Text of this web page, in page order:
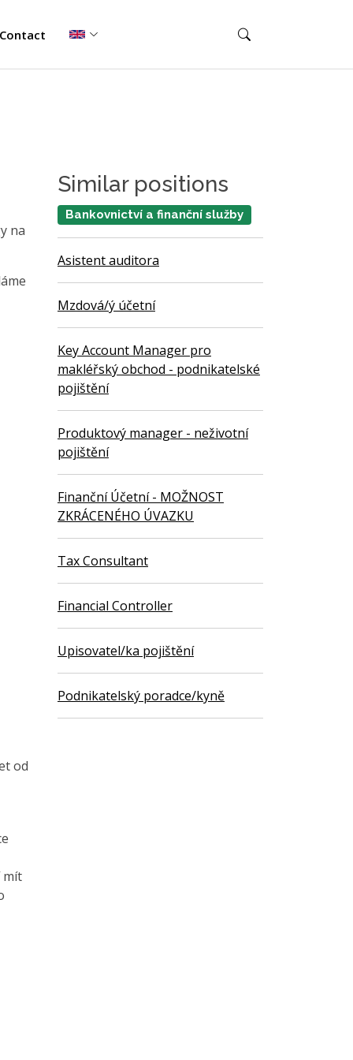
Contact
na
od
mít
Similar positions
Bankovnictví a finanční služby
Asistent auditora
Mzdová/ý účetní
Key Account Manager pro
makléřský obchod - podnikatelské
pojištění
Produktový manager - neživotní
pojištění
Finanční Účetní - MOŽNOST
ZKRÁCENÉHO ÚVAZKU
Tax Consultant
Financial Controller
Upisovatel/ka pojištění
Podnikatelský poradce/kyně